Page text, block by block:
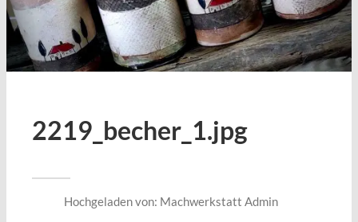
2219_becher_1.jpg
Hochgeladen von: Machwerkstatt Admin